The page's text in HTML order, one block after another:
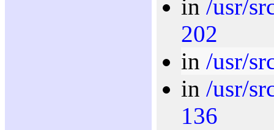
in /usr/
202
in /usr/
in /usr/
136